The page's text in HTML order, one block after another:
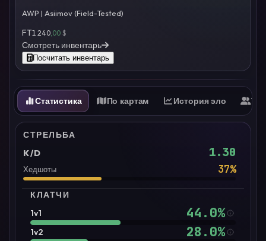
AWP | Asiimov (Field-Tested)
FT1 240,00 $
Смотреть инвентарь
Посчитать инвентарь
Статистика По картам История эло
СТРЕЛЬБА
K/D
1.30
Хедшоты 37%
КЛАТЧИ
1v1
44.0%
1v2 28.0%